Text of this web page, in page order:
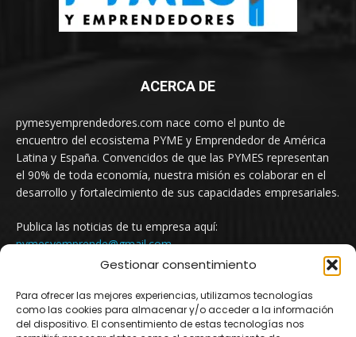
Gestionar consentimiento
Para ofrecer las mejores experiencias, utilizamos tecnologías
como las cookies para almacenar y/o acceder a la información
del dispositivo. El consentimiento de estas tecnologías nos
ACERCA DE
pymesyemprendedores.com nace como el punto de
encuentro del ecosistema PYME y Emprendedor de América
Latina y España. Convencidos de que las PYMES representan
el 90% de toda economía, nuestra misión es colaborar en el
desarrollo y fortalecimiento de sus capacidades empresariales.
Publica las noticias de tu empresa aquí:
pymesyemprende@gmail.com
SÍGUENOS